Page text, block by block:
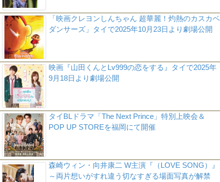
「映画クレヨンしんちゃん 超華麗！灼熱のカスカベ
ダンサーズ」タイで2025年10月23日より劇場公開
映画『山田くんとLv999の恋をする』タイで2025年
9月18日より劇場公開
タイBLドラマ「The Next Prince」特別上映会＆
POP UP STOREを福岡にて開催
森崎ウィン・向井康二 W主演『（LOVE SONG）』
～両片想いがすれ違う切なすぎる場面写真が解禁